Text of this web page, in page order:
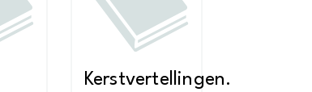
Kerstvertellingen.